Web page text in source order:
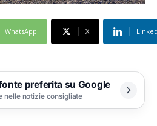
WhatsApp X
preferita su Google
nelle notizie consigliate